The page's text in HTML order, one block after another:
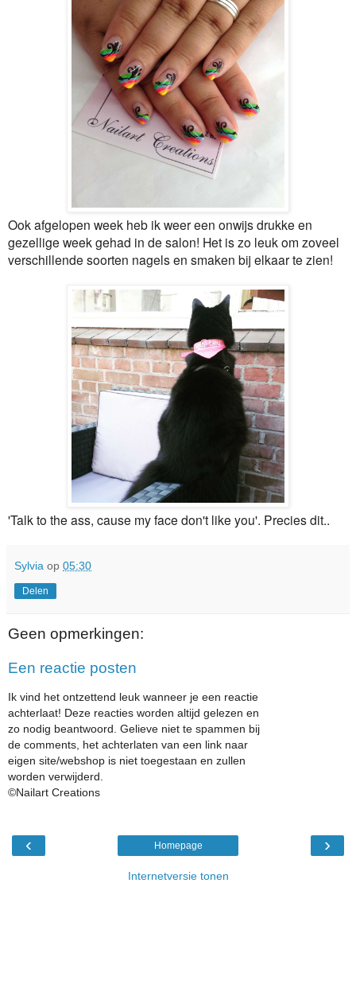
Ook afgelopen week heb ik weer een onwijs drukke en
gezellige week gehad in de salon! Het is zo leuk om zoveel
verschillende soorten nagels en smaken bij elkaar te zien!
'Talk to the ass, cause my face don't like you'. Precies dit..
Sylvia op 05:30
Delen
Geen opmerkingen:
Een reactie posten
Ik vind het ontzettend leuk wanneer je een reactie
achterlaat! Deze reacties worden altijd gelezen en
zo nodig beantwoord. Gelieve niet te spammen bij
de comments, het achterlaten van een link naar
eigen site/webshop is niet toegestaan en zullen
worden verwijderd.
©Nailart Creations
‹ ›
Homepage
Internetversie tonen